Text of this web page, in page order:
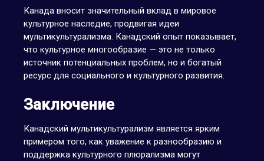
Канада вносит значительный вклад в мировое
культурное наследие, продвигая идеи
мультикультурализма. Канадский опыт показывает,
что культурное многообразие — это не только
источник потенциальных проблем, но и богатый
ресурс для социального и культурного развития.
Заключение
Канадский мультикультурализм является ярким
примером того, как уважение к разнообразию и
поддержка культурного плюрализма могут